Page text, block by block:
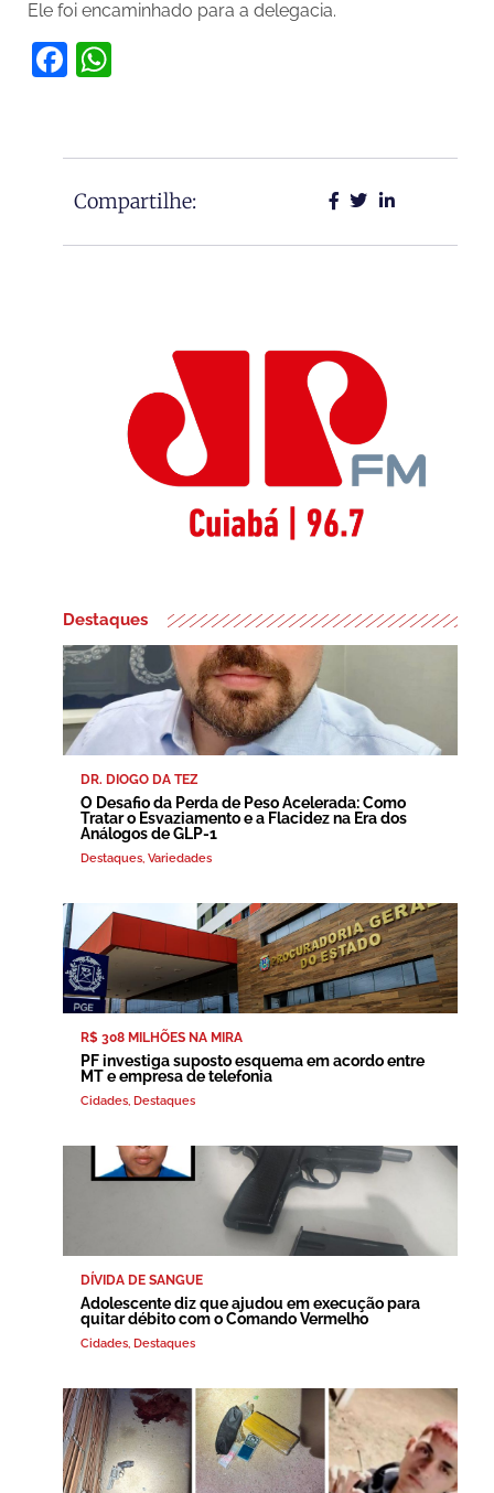
Ele foi encaminhado para a delegacia.
Facebook
Compartilhe:
Destaques
DR. DIOGO DA TEZ
O Desafio da Perda de Peso Acelerada: Como
Tratar o Esvaziamento e a Flacidez na Era dos
Análogos de GLP-1
Destaques, Variedades
R$ 308 MILHÕES NA MIRA
PF investiga suposto esquema em acordo entre
MT e empresa de telefonia
Cidades, Destaques
DÍVIDA DE SANGUE
Adolescente diz que ajudou em execução para
quitar débito com o Comando Vermelho
Cidades, Destaques